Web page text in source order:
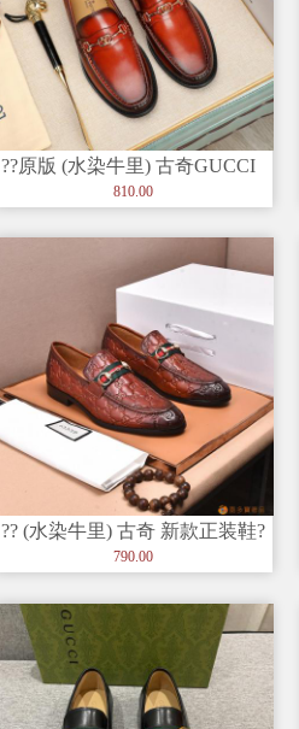
??原版 (水染牛里) 古奇GUCCI
官网款正装鞋? 意大
810.00
?? (水染牛里) 古奇 新款正装鞋?
进口牛皮➕进口水染牛
790.00